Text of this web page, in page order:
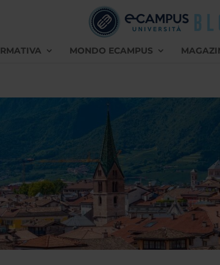
MONDO ECAMPUS